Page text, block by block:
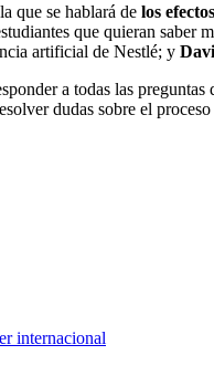
que se hablará de los
que quieran saber
artificial de Nestlé; y
a todas las preguntas
dudas sobre el
internacional